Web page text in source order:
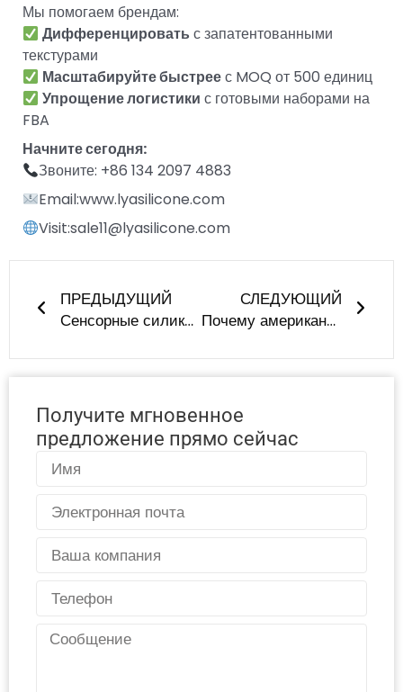
Мы помогаем брендам:
Дифференцировать с запатентованными
текстурами
Масштабируйте быстреес MOQ от 500 единиц
Упрощение логистики с готовыми наборами на
FBA
Начните сегодня:
Звоните: +86 134 2097 4883
Email:www.lyasilicone.com
Visit:sale11@lyasilicone.com
ПРЕДЫДУЩИЙ
Сенсорные силиконовые игрушки: Где безопасность сочетается с открытием
СЛЕДУЮЩИЙ
Почему американские клиенты выбирают завод LYA SILICONE в условиях растущих тарифов?
Получите мгновенное
предложение прямо сейчас
Имя
Электронная
почта
Страна
Телефон
Сообщение